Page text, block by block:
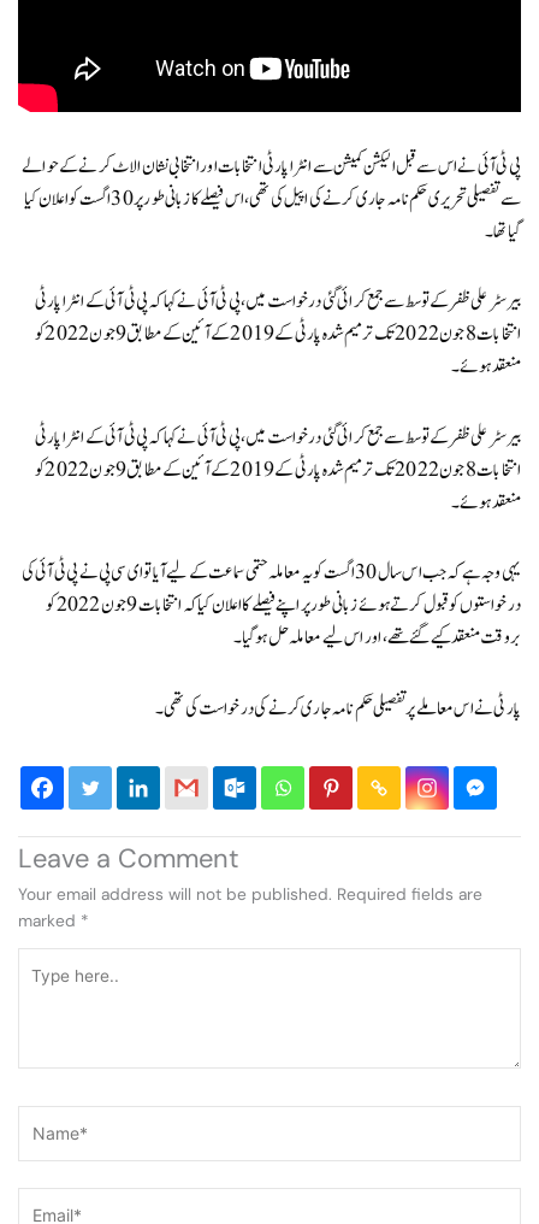
پی ٹی آئی نے اس سے قبل الیکشن کمیشن سے انٹرا پارٹی انتخابات اور انتخابی نشان الاٹ کرنے کے حوالے
سے تفصیلی تحریری حکم نامہ جاری کرنے کی اپیل کی تھی، اس فیصلے کا زبانی طور پر 30 اگست کو اعلان کیا
گیا تھا۔
بیرسٹر علی ظفر کے توسط سے جمع کرائی گئی درخواست میں، پی ٹی آئی نے کہا کہ پی ٹی آئی کے انٹرا پارٹی
انتخابات 8 جون 2022 تک ترمیم شدہ پارٹی کے 2019 کے آئین کے مطابق 9 جون 2022 کو
منعقد ہوئے۔
بیرسٹر علی ظفر کے توسط سے جمع کرائی گئی درخواست میں، پی ٹی آئی نے کہا کہ پی ٹی آئی کے انٹرا پارٹی
انتخابات 8 جون 2022 تک ترمیم شدہ پارٹی کے 2019 کے آئین کے مطابق 9 جون 2022 کو
منعقد ہوئے۔
یہی وجہ ہے کہ جب اس سال 30 اگست کو یہ معاملہ حتمی سماعت کے لیے آیا تو ای سی پی نے پی ٹی آئی کی
درخواستوں کو قبول کرتے ہوئے زبانی طور پر اپنے فیصلے کا اعلان کیا کہ انتخابات 9 جون 2022 کو
بروقت منعقد کیے گئے تھے، اور اس لیے معاملہ حل ہو گیا۔
پارٹی نے اس معاملے پر تفصیلی حکم نامہ جاری کرنے کی درخواست کی تھی۔
Leave a Comment
Your email address will not be published. Required fields are
marked *
here..